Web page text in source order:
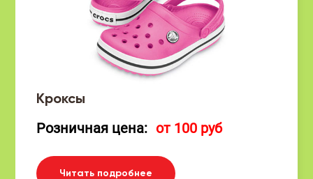
Кроксы
Розничная цена: от 100 руб
Читать подробнее